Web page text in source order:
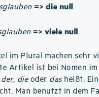
=> die null
=> viele null
im Plural machen sehr
Artikel ist bei Nomen
der, dieoder dasheißt.
Man benutzt in dem